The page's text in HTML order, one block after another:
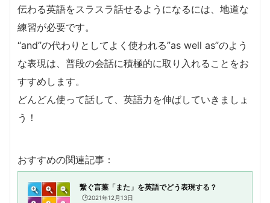
伝わる英語をスラスラ話せるようになるには、地道な
練習が必要です。
“and”の代わりとしてよく使われる”as well as”のよう
な表現は、普段の会話に積極的に取り入れることをお
すすめします。
どんどん使って話して、英語力を伸ばしていきましょ
う！
おすすめの関連記事：
繋ぐ言葉「また」を英語でどう表現する？
🕒️2021年12月13日